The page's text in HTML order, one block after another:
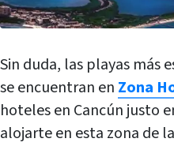
Sin duda, las playas más
se encuentran en Zona
hoteles en Cancún justo
alojarte en esta zona de